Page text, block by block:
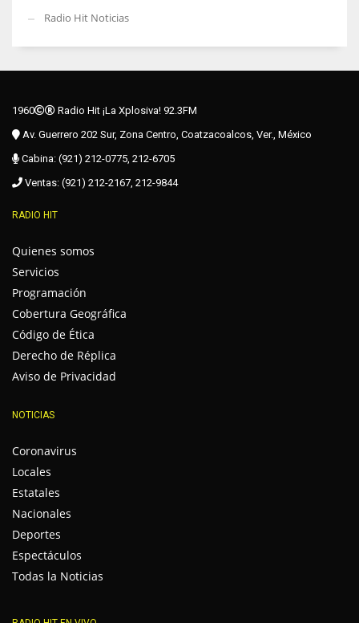
Radio Hit Noticias
1960
Radio Hit ¡La Xplosiva! 92.3FM
Av. Guerrero 202 Sur, Zona Centro, Coatzacoalcos, Ver., México
Cabina: (921) 212-0775, 212-6705
Ventas: (921) 212-2167, 212-9844
RADIO HIT
Quienes somos
Servicios
Programación
Cobertura Geográfica
Código de Ética
Derecho de Réplica
Aviso de Privacidad
NOTICIAS
Coronavirus
Locales
Estatales
Nacionales
Deportes
Espectáculos
Todas la Noticias